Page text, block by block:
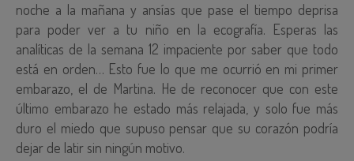
noche a la mañana y ansías que pase el tiempo deprisa
para poder ver a tu niño en la ecografía. Esperas las
analíticas de la semana 12 impaciente por saber que todo
está en orden… Esto fue lo que me ocurrió en mi primer
embarazo, el de Martina. He de reconocer que con este
último embarazo he estado más relajada, y solo fue más
duro el miedo que supuso pensar que su corazón podría
dejar de latir sin ningún motivo.